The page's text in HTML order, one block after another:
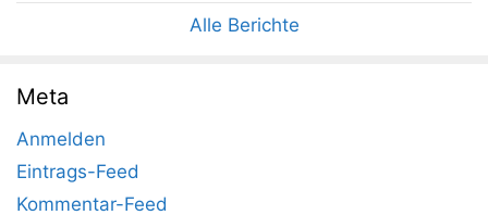
Alle Berichte
Meta
Anmelden
Eintrags-Feed
Kommentar-Feed